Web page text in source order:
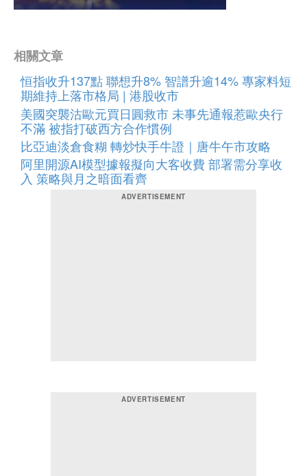
相關文章
恒指收升137點 聯想升8% 智譜升逾14% 專家料短
期維持上落市格局 | 港股收市
美國突襲沽歐元買日圓救市 未事先通報惹歐央行
不滿 被指打破西方合作慣例
比亞迪淡倉食糊 轉炒快手牛證｜唐牛午市攻略
阿里開源AI模型據報擬向大客收費 部署需分享收
入 策略與月之暗面看齊